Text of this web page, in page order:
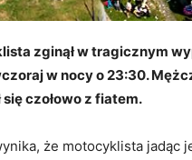
zginął w tragicznym
w nocy o 23:30.
czołowo z fiatem.
że motocyklista jadąc